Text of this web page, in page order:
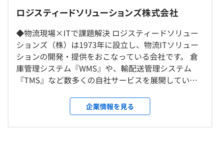
・クラウドサービス
・勤怠シフト管理システム
・作業可視化／分析システム
・在庫可視化／分析システム
・輸配送管理システム
・物流容器管理システム
・輸出入管理システム
https://sol.logisteed.com/solution/
★テレワーク推進中★ 在宅勤務率60％（週2～3回出社
ペース）
※当面転勤なし。
※顧客先での作業のため出張があります。
※オフィス内禁煙
・都営浅草線 宝町駅 徒歩1分
・東京メトロ 京橋駅 徒歩3分
・東京メトロ 銀座一丁目駅 徒歩8分
２）年収655万円（月給28万円＋賞与＋時間外手当＋各種
手当）/32歳主任クラス※前職給与考慮
３）年収800万円（月給47万円＋賞与＋各種手当）/37歳
管理職クラス※前職給与考慮
は年収提示額を保証するものではありません）
ロジスティードソリューションズ株式会社
◆物流現場×ITで課題解決 ロジスティードソリュー
ションズ（株）は1973年に設立し、物流ITソリュー
ションの開発・提供をおこなっている会社です。 倉
庫管理システム『WMS』や、輸配送管理システム
『TMS』など数多くの自社サービスを展開していま
種多様です。提案からシステム設計・構築・導入・保
守まで一貫して携わっています。 ◆物流ITコンサル
タントへ プログラムの基礎を習得した後は、システ
企業情報を見る